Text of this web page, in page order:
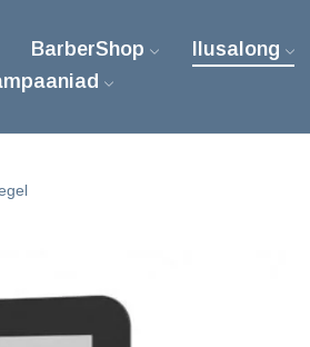
BarberShop Ilusalong